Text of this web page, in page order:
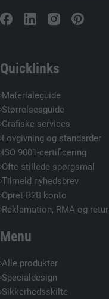
Quicklinks
Materialeguide
Størrelsesguide
Grafiske services
Lovgivning og standarder
ISO 9001-certificering
Ofte stillede spørgsmål
Tilmeld nyhedsbrev
Opret B2B konto
Reklamation, RMA og retur
Menu
Alle produkter
Specialdesign
Sikkerhedsskilte